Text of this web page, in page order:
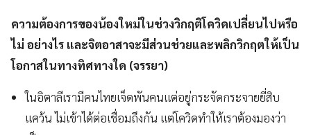
ความต้องการของน้องใหม่ในช่วงวิกฤติโควิดเปลี่ยนไปหรือ
ไม่ อย่างไร และจิตอาสาจะมีส่วนช่วยและพลิกวิกฤตให้เป็น
โอกาสในทางทิศทางใด (จรรยา)
ในอิตาลีเรามีคนไทยเจ็ดพันคนแต่อยู่กระจัดกระจายยี่สิบ
แคว้น ไม่เข้าได้ต่อเชื่อมถึงกัน แต่โควิดทำให้เราต้องมองว่า